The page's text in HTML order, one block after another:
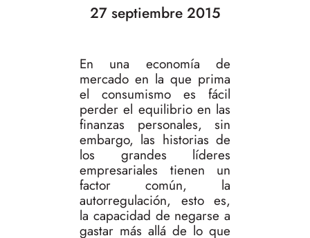
27 septiembre 2015
En una economía de
mercado en la que prima
el consumismo es fácil
perder el equilibrio en las
finanzas personales, sin
embargo, las historias de
los grandes líderes
empresariales tienen un
factor común, la
autorregulación, esto es,
la capacidad de negarse a
gastar más allá de lo que